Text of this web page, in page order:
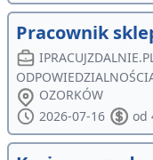
Pracownik
OZORKÓW
2026-07-16
od